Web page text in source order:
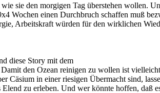
sie den morgigen Tag überstehen wollen.
Wochen einen Durchbruch schaffen muß
Arbeitskraft würden für den wirklichen
diese Story mit dem
den Ozean reinigen zu wollen ist
in einer riesigen Übermacht sind,
zu erleben. Und wer könnte hoffen, daß